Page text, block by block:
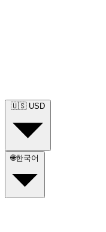
🇺🇸 USD
🌐한국어